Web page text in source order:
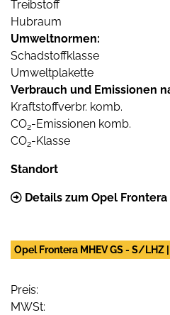
Treibstoff
Hubraum
Umweltnormen:
Schadstoffklasse
Umweltplakette
Verbrauch und Emissionen
Kraftstoffverbr. komb.
CO2-Emissionen komb.
CO2-Klasse
Standort
Details zum Opel
Opel Frontera MHEV GS - S/LHZ |
Preis:
MWSt: